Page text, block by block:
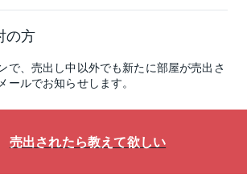
の方
で、売出し中以外でも新たに部屋が売出さ
ールでお知らせします。
売出されたら教えて欲しい